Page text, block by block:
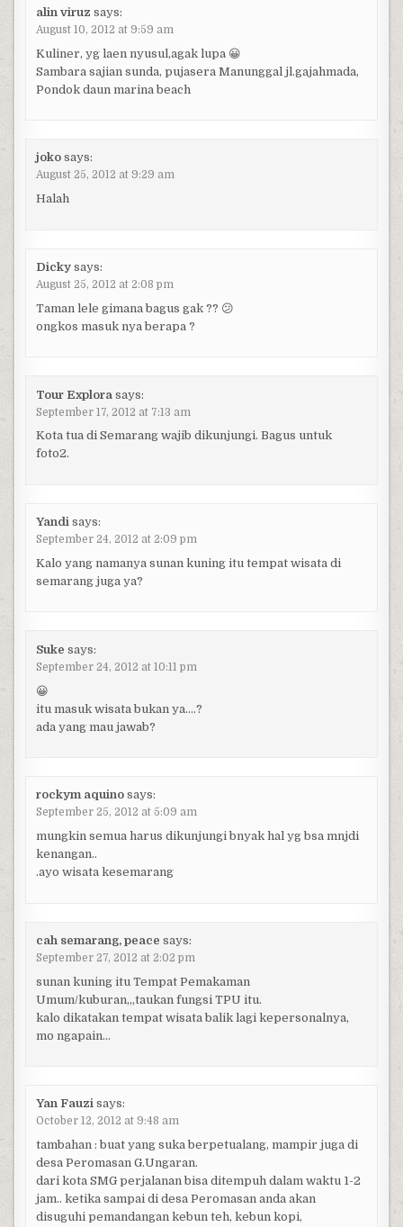
alin viruz says:
August 10, 2012 at 9:59 am
Kuliner, yg laen nyusul,agak lupa 😀
Sambara sajian sunda, pujasera Manunggal jl.gajahmada,
Pondok daun marina beach
joko says:
August 25, 2012 at 9:29 am
Halah
Dicky says:
August 25, 2012 at 2:08 pm
Taman lele gimana bagus gak ?? 😕
ongkos masuk nya berapa ?
Tour Explora says:
September 17, 2012 at 7:13 am
Kota tua di Semarang wajib dikunjungi. Bagus untuk
foto2.
Yandi says:
September 24, 2012 at 2:09 pm
Kalo yang namanya sunan kuning itu tempat wisata di
semarang juga ya?
Suke says:
September 24, 2012 at 10:11 pm
😀
itu masuk wisata bukan ya….?
ada yang mau jawab?
rockym aquino says:
September 25, 2012 at 5:09 am
mungkin semua harus dikunjungi bnyak hal yg bsa mnjdi
kenangan..
.ayo wisata kesemarang
cah semarang, peace says:
September 27, 2012 at 2:02 pm
sunan kuning itu Tempat Pemakaman
Umum/kuburan,,,taukan fungsi TPU itu.
kalo dikatakan tempat wisata balik lagi kepersonalnya,
mo ngapain…
Yan Fauzi says:
October 12, 2012 at 9:48 am
tambahan : buat yang suka berpetualang, mampir juga di
desa Peromasan G.Ungaran.
dari kota SMG perjalanan bisa ditempuh dalam waktu 1-2
jam.. ketika sampai di desa Peromasan anda akan
disuguhi pemandangan kebun teh, kebun kopi,